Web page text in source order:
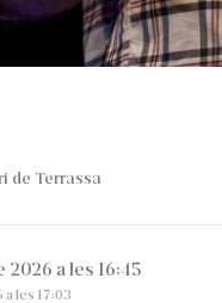
de Terrassa
2026 a les 16:45
a les 17:03